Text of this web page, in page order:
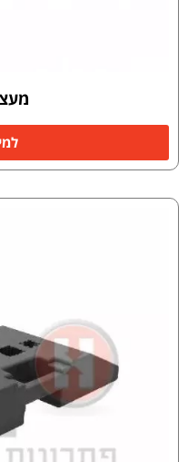
מעצורי חניה
למידע נוסף